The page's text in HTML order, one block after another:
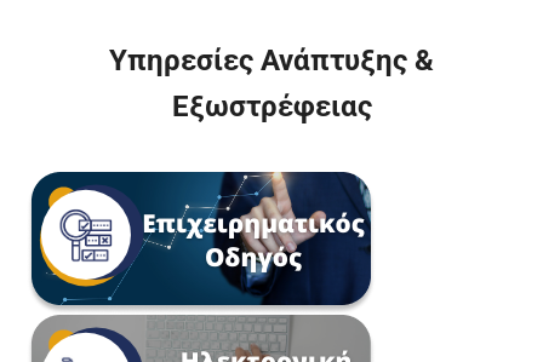
Υπηρεσίες Ανάπτυξης &
Εξωστρέφειας